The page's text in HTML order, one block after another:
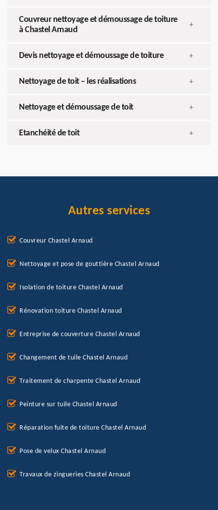
Couvreur nettoyage et démoussage de toiture
à Chastel Arnaud
+
Devis nettoyage et démoussage de toiture +
Nettoyage de toit – les réalisations +
Nettoyage et démoussage de toit +
Etanchéité de toit +
Autres services
Couvreur Chastel Arnaud
Nettoyage et pose de gouttière Chastel Arnaud
Isolation de toiture Chastel Arnaud
Rénovation toiture Chastel Arnaud
Entreprise de couverture Chastel Arnaud
Changement de tuile Chastel Arnaud
Traitement de charpente Chastel Arnaud
Peinture sur tuile Chastel Arnaud
Réparation fuite de toiture Chastel Arnaud
Pose de velux Chastel Arnaud
Travaux de zingueries Chastel Arnaud